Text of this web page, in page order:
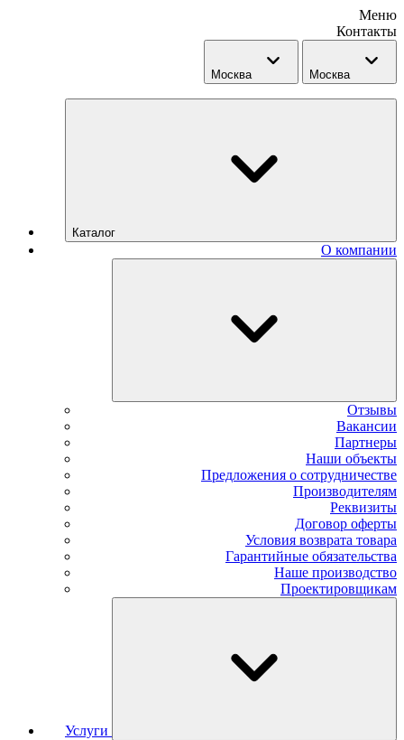
Меню
Контакты
Москва Москва
Каталог
О компании
Отзывы
Вакансии
Партнеры
Наши объекты
Предложения о сотрудничестве
Производителям
Реквизиты
Договор оферты
Условия возврата товара
Гарантийные обязательства
Наше производство
Проектировщикам
Услуги